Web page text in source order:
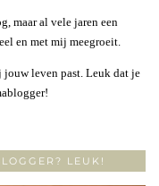
maar al vele jaren een
en met mij meegroeit.
leven past. Leuk dat je
LEUK!